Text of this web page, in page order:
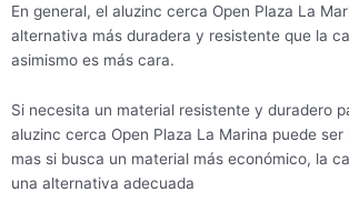
En general, el aluzinc cerca Open Plaza La
alternativa más duradera y resistente que la
asimismo es más cara.
Si necesita un material resistente y duradero
aluzinc cerca Open Plaza La Marina puede
mas si busca un material más económico, la
una alternativa adecuada